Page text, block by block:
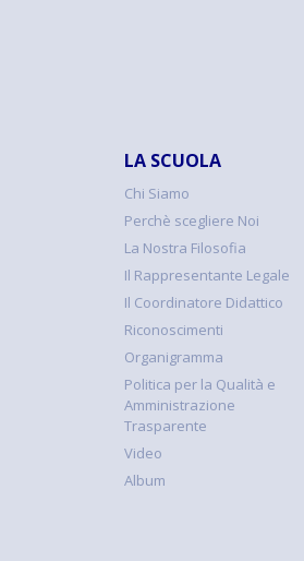
LA SCUOLA
Chi Siamo
Perchè scegliere Noi
La Nostra Filosofia
Il Rappresentante Legale
Il Coordinatore Didattico
Riconoscimenti
Organigramma
Politica per la Qualità e
Amministrazione
Trasparente
Video
Album